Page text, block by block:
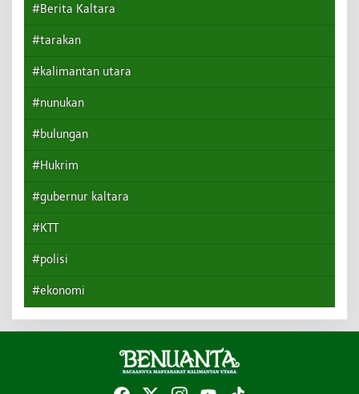
#Berita Kaltara
#tarakan
#kalimantan utara
#nunukan
#bulungan
#Hukrim
#gubernur kaltara
#KTT
#polisi
#ekonomi